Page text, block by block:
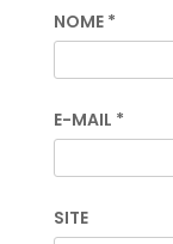
NOME *
E-MAIL *
SITE